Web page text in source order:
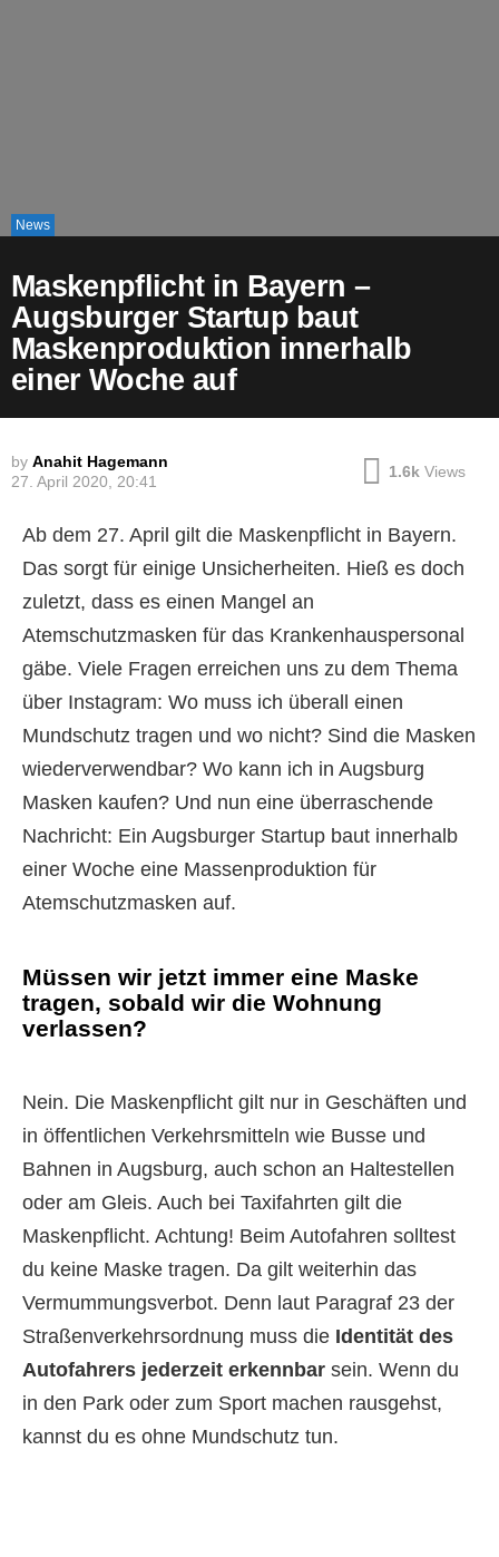
News
Maskenpflicht in Bayern –
Augsburger Startup baut
Maskenproduktion innerhalb
einer Woche auf
by Anahit Hagemann
27. April 2020, 20:41
1.6k Views
Ab dem 27. April gilt die Maskenpflicht in Bayern.
Das sorgt für einige Unsicherheiten. Hieß es doch
zuletzt, dass es einen Mangel an
Atemschutzmasken für das Krankenhauspersonal
gäbe. Viele Fragen erreichen uns zu dem Thema
über Instagram: Wo muss ich überall einen
Mundschutz tragen und wo nicht? Sind die Masken
wiederverwendbar? Wo kann ich in Augsburg
Masken kaufen? Und nun eine überraschende
Nachricht: Ein Augsburger Startup baut innerhalb
einer Woche eine Massenproduktion für
Atemschutzmasken auf.
Müssen wir jetzt immer eine Maske
tragen, sobald wir die Wohnung
verlassen?
Nein. Die Maskenpflicht gilt nur in Geschäften und
in öffentlichen Verkehrsmitteln wie Busse und
Bahnen in Augsburg, auch schon an Haltestellen
oder am Gleis. Auch bei Taxifahrten gilt die
Maskenpflicht. Achtung! Beim Autofahren solltest
du keine Maske tragen. Da gilt weiterhin das
Vermummungsverbot. Denn laut Paragraf 23 der
Straßenverkehrsordnung muss die Identität des
Autofahrers jederzeit erkennbar sein. Wenn du
in den Park oder zum Sport machen rausgehst,
kannst du es ohne Mundschutz tun.